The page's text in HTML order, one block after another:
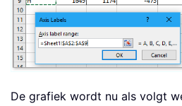
De grafiek wordt nu als volgt